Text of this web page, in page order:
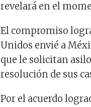
revelará en el
El compromiso
Unidos envié a
que le solicitan
resolución de sus
Por el acuerdo